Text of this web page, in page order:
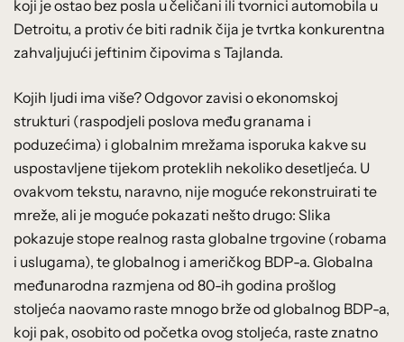
koji je ostao bez posla u čeličani ili tvornici automobila u
Detroitu, a protiv će biti radnik čija je tvrtka konkurentna
zahvaljujući jeftinim čipovima s Tajlanda.
Kojih ljudi ima više? Odgovor zavisi o ekonomskoj
strukturi (raspodjeli poslova među granama i
poduzećima) i globalnim mrežama isporuka kakve su
uspostavljene tijekom proteklih nekoliko desetljeća. U
ovakvom tekstu, naravno, nije moguće rekonstruirati te
mreže, ali je moguće pokazati nešto drugo: Slika
pokazuje stope realnog rasta globalne trgovine (robama
i uslugama), te globalnog i američkog BDP-a. Globalna
međunarodna razmjena od 80-ih godina prošlog
stoljeća naovamo raste mnogo brže od globalnog BDP-a,
koji pak, osobito od početka ovog stoljeća, raste znatno